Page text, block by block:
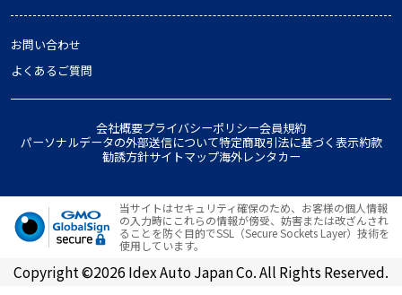
お問い合わせ
よくあるご質問
会社概要プライバシーポリシー会員規約
パーソナルデータの外部送信について特定商取引法に基づく表示約款
勧誘方針サイトマップ海外レンタカー
当サイトはセキュリティ確保のため、お客様の個人情報
の入力時にこれらの情報が傍受、妨害または改ざんされ
ることを防ぐ目的でSSL（Secure Sockets Layer）技術を
使用しています。
Copyright ©2026 Idex Auto Japan Co. All Rights Reserved.